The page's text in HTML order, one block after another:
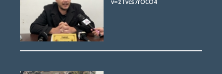
v=zTvcs7rOCO4